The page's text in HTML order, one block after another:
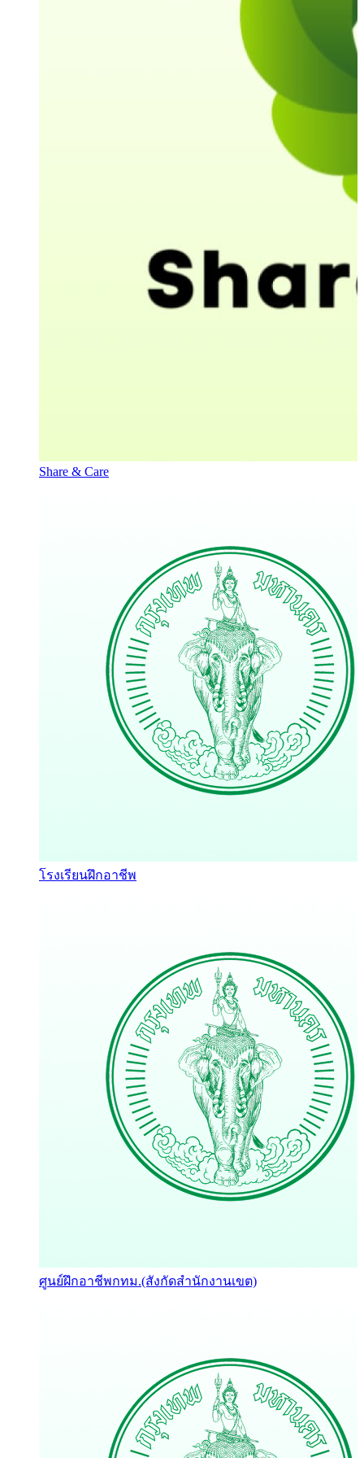
Share & Care
โรงเรียนฝึกอาชีพ
ศูนย์ฝึกอาชีพกทม.(สังกัดสำนักงานเขต)